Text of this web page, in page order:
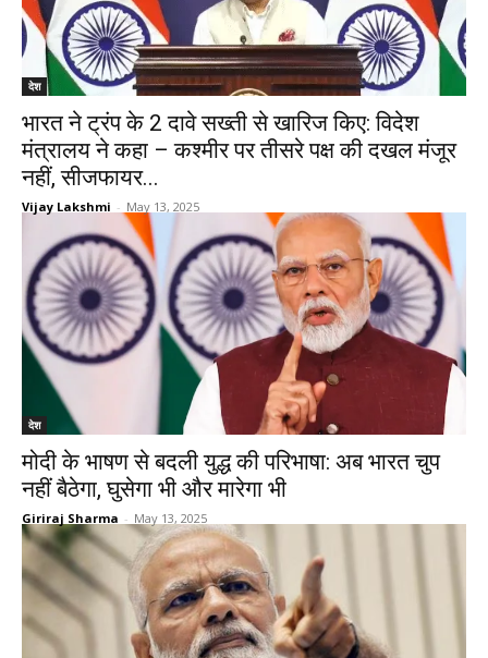
देश
भारत ने ट्रंप के 2 दावे सख्ती से खारिज किए: विदेश
मंत्रालय ने कहा – कश्मीर पर तीसरे पक्ष की दखल मंजूर
नहीं, सीजफायर...
Vijay Lakshmi - May 13, 2025
देश
मोदी के भाषण से बदली युद्ध की परिभाषा: अब भारत चुप
नहीं बैठेगा, घुसेगा भी और मारेगा भी
Giriraj Sharma - May 13, 2025